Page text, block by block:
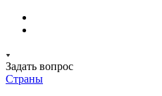
Задать вопрос
Страны